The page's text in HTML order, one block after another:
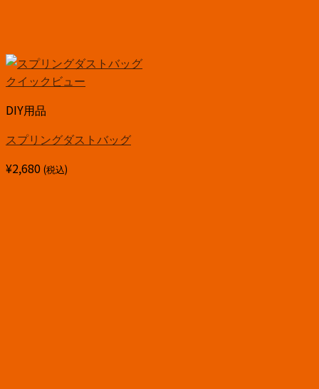
クイックビュー
DIY用品
スプリングダストバッグ
¥2,680 (税込)